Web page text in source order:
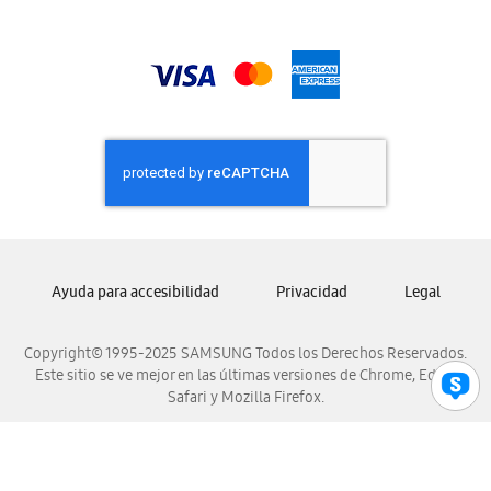
Samsung Nicaragua
Samsung Panamá
Samsung República Dominicana
Samsung Venezuela
Copyright© 1995-2025 SAMSUNG Todos los Derechos Reservados.
Este sitio se ve mejor en las últimas versiones de Chrome, Edge,
Safari y Mozilla Firefox.
Ayuda para accesibilidad Privacidad Legal